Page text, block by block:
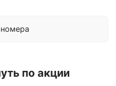
по акции